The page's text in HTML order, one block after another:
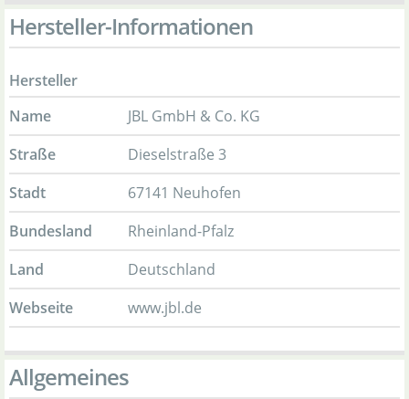
Hersteller-Informationen
Hersteller
Name
JBL GmbH & Co. KG
Straße
Dieselstraße 3
Stadt
67141 Neuhofen
Bundesland
Rheinland-Pfalz
Land
Deutschland
Webseite
www.jbl.de
Allgemeines